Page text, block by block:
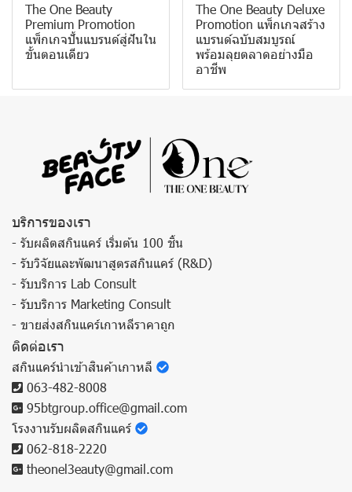
The One Beauty
Premium Promotion
แพ็กเกจปั้นแบรนด์สู่ฝันใน
ขั้นตอนเดียว
The One Beauty Deluxe
Promotion แพ็กเกจสร้าง
แบรนด์ฉบับสมบูรณ์
พร้อมลุยตลาดอย่างมือ
อาชีพ
บริการของเรา
- รับผลิตสกินแคร์ เริ่มต้น 100 ชิ้น
- รับวิจัยและพัฒนาสูตรสกินแคร์ (R&D)
- รับบริการ Lab Consult
- รับบริการ Marketing Consult
- ขายส่งสกินแคร์เกาหลีราคาถูก
ติดต่อเรา
สกินแคร์นำเข้าสินค้าเกาหลี
063-482-8008
95btgroup.office@gmail.com
โรงงานรับผลิตสกินแคร์
062-818-2220
theonel3eauty@gmail.com